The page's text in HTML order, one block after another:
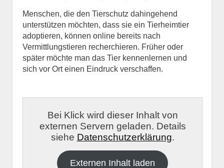
Menschen, die den Tierschutz dahingehend
unterstützen möchten, dass sie ein Tierheimtier
adoptieren, können online bereits nach
Vermittlungstieren recherchieren. Früher oder
später möchte man das Tier kennenlernen und
sich vor Ort einen Eindruck verschaffen.
Bei Klick wird dieser Inhalt von
externen Servern geladen. Details
siehe Datenschutzerklärung.
Externen Inhalt laden